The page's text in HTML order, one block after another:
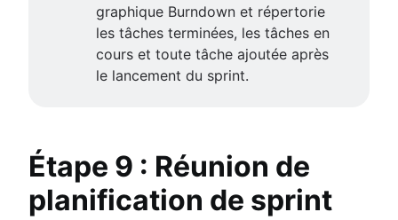
graphique Burndown et répertorie
les tâches terminées, les tâches en
cours et toute tâche ajoutée après
le lancement du sprint.
Étape 9 : Réunion de
planification de sprint